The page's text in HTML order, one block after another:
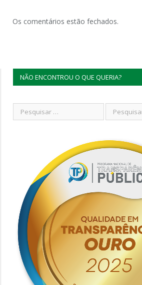
Os comentários estão fechados.
NÃO ENCONTROU O QUE QUERIA?